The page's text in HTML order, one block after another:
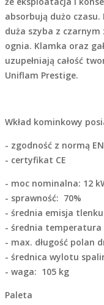
absorbują dużo
duża szyba z
ognia. Klamka oraz
uzupełniają całość
Uniflam Prestige.
Wkład kominkowy
- zgodność z normą
- certyfikat CE
- moc nominalna: 12
- sprawność: 70%
- średnia emisja tlenku
- średnia temperatura
- max. długość polan
- średnica wylotu
- waga: 105 kg
Paleta